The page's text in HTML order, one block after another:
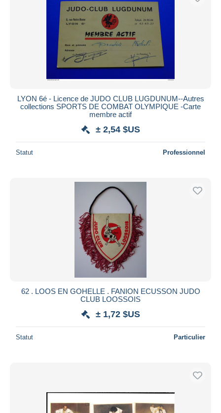
LYON 6é - Licence de JUDO CLUB LUGDUNUM--Autres
collections SPORTS DE COMBAT OLYMPIQUE -Carte
membre actif
± 2,54 $US
Statut Professionnel
62 . LOOS EN GOHELLE . FANION ECUSSON JUDO
CLUB LOOSSOIS
± 1,72 $US
Statut Particulier